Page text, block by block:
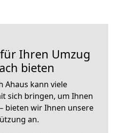
Ihren Umzug
bieten
Ahaus kann viele
sich bringen, um Ihnen
bieten wir Ihnen unsere
an.